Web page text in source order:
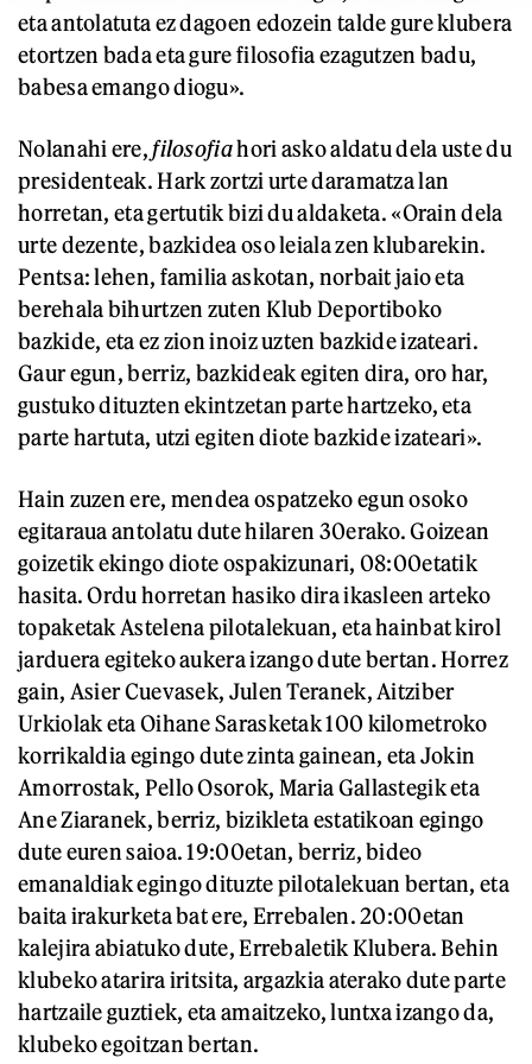
eta antolatuta ez dagoen edozein talde gure klubera
etortzen bada eta gure filosofia ezagutzen badu,
babesa emango diogu».
Nolanahi ere, filosofiahori asko aldatu dela uste du
presidenteak. Hark zortzi urte daramatza lan
horretan, eta gertutik bizi du aldaketa. «Orain dela
urte dezente, bazkidea oso leiala zen klubarekin.
Pentsa: lehen, familia askotan, norbait jaio eta
berehala bihurtzen zuten Klub Deportiboko
bazkide, eta ez zion inoiz uzten bazkide izateari.
Gaur egun, berriz, bazkideak egiten dira, oro har,
gustuko dituzten ekintzetan parte hartzeko, eta
parte hartuta, utzi egiten diote bazkide izateari».
Hain zuzen ere, mendea ospatzeko egun osoko
egitaraua antolatu dute hilaren 30erako. Goizean
goizetik ekingo diote ospakizunari, 08:00etatik
hasita. Ordu horretan hasiko dira ikasleen arteko
topaketak Astelena pilotalekuan, eta hainbat kirol
jarduera egiteko aukera izango dute bertan. Horrez
gain, Asier Cuevasek, Julen Teranek, Aitziber
Urkiolak eta Oihane Sarasketak 100 kilometroko
korrikaldia egingo dute zinta gainean, eta Jokin
Amorrostak, Pello Osorok, Maria Gallastegik eta
Ane Ziaranek, berriz, bizikleta estatikoan egingo
dute euren saioa. 19:00etan, berriz, bideo
emanaldiak egingo dituzte pilotalekuan bertan, eta
baita irakurketa bat ere, Errebalen. 20:00etan
kalejira abiatuko dute, Errebaletik Klubera. Behin
klubeko atarira iritsita, argazkia aterako dute parte
hartzaile guztiek, eta amaitzeko, luntxa izango da,
klubeko egoitzan bertan.